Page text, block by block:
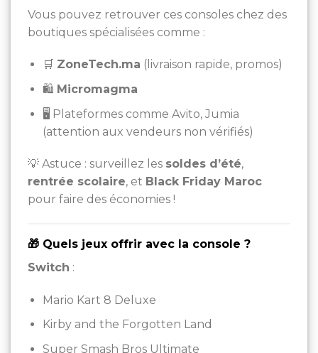
Vous pouvez retrouver ces consoles chez des
boutiques spécialisées comme :
🛒 ZoneTech.ma (livraison rapide, promos)
🛍️ Micromagma
🖥️ Plateformes comme Avito, Jumia
(attention aux vendeurs non vérifiés)
💡 Astuce : surveillez les soldes d’été,
rentrée scolaire, et Black Friday Maroc
pour faire des économies !
🎁 Quels jeux offrir avec la console ?
Switch :
Mario Kart 8 Deluxe
Kirby and the Forgotten Land
Super Smash Bros Ultimate